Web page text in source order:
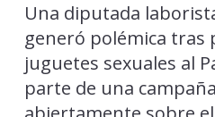
Una diputada
generó polémica tras
juguetes sexuales al
parte de una